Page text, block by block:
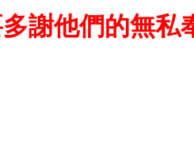
謝他們的無私